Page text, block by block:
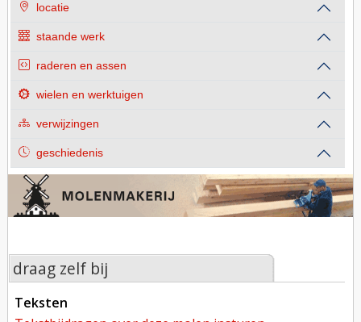
locatie
staande werk
raderen en assen
wielen en werktuigen
verwijzingen
geschiedenis
draag zelf bij
teksten